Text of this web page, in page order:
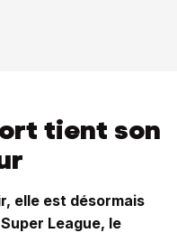
tient son
elle est désormais
League, le